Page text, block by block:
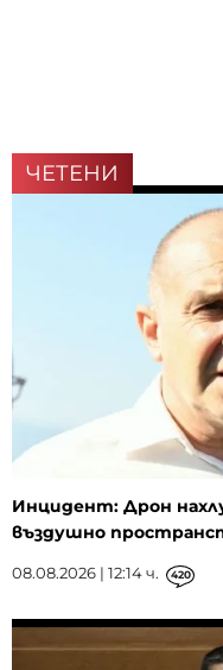
ЧЕТЕНИ
Инцидент: Дрон
въздушно
08.08.2026 | 12:14 ч. 420